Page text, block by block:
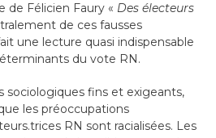
de Félicien Faury « Des électeurs
de ces fausses
une lecture quasi indispensable
du vote RN.
sociologiques fins et exigeants,
les préoccupations
RN sont racialisées. Les